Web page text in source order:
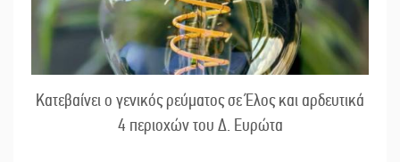
Κατεβαίνει ο γενικός ρεύματος σε Έλος και αρδευτικά
4 περιοχών του Δ. Ευρώτα